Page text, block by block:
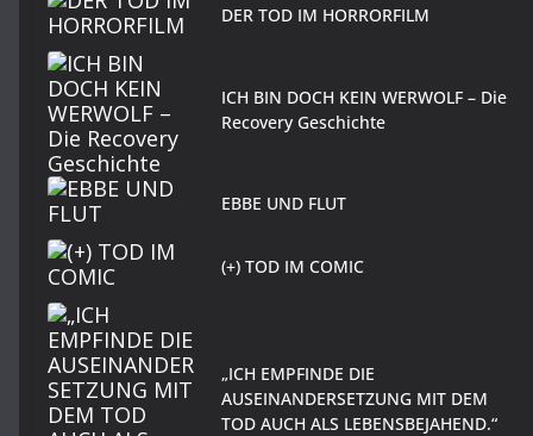
DER TOD IM HORRORFILM
ICH BIN DOCH KEIN WERWOLF – Die
Recovery Geschichte
EBBE UND FLUT
(+) TOD IM COMIC
„ICH EMPFINDE DIE
AUSEINANDERSETZUNG MIT DEM
TOD AUCH ALS LEBENSBEJAHEND.“